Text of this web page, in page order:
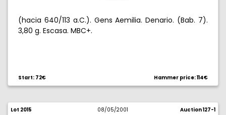
(hacia 640/113 a.C.). Gens Aemilia. Denario. (Bab. 7).
3,80 g. Escasa. MBC+.
Start: 72€ Hammer price: 114€
Lot 2015 08/05/2001 Auction 127-1